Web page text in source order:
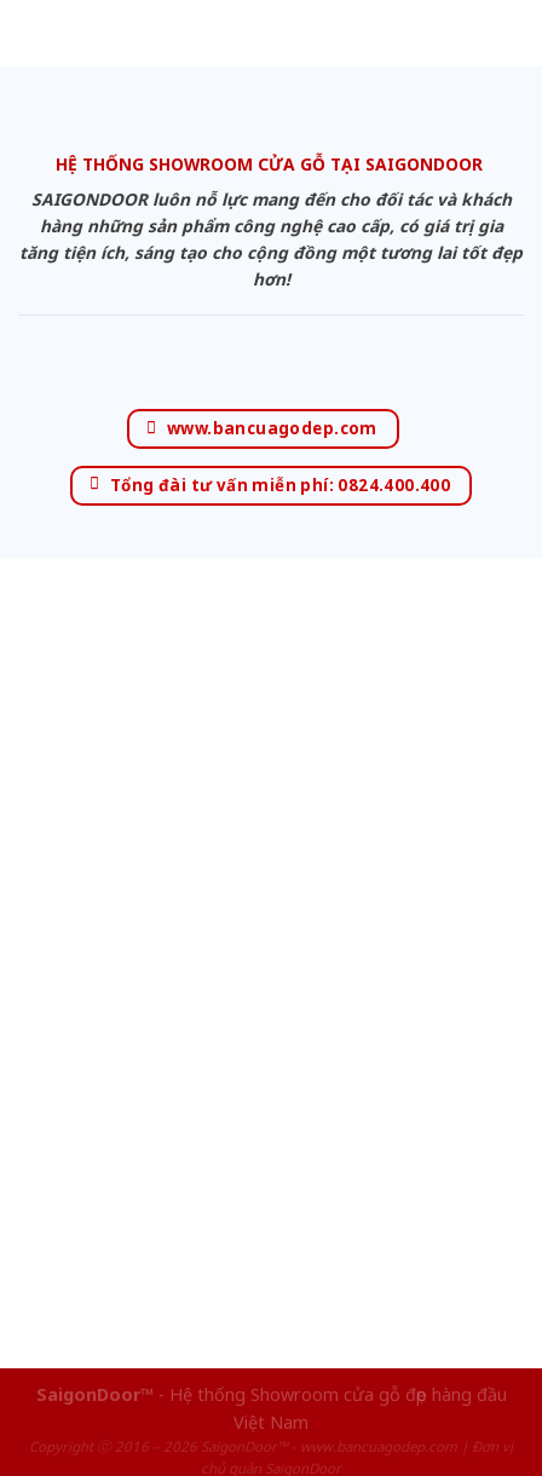
HỆ THỐNG SHOWROOM CỬA GỖ TẠI SAIGONDOOR
SAIGONDOOR luôn nỗ lực mang đến cho đối tác và khách
hàng những sản phẩm công nghệ cao cấp, có giá trị gia
tăng tiện ích, sáng tạo cho cộng đồng một tương lai tốt đẹp
hơn!
www.bancuagodep.com
Tổng đài tư vấn miễn phí: 0824.400.400
SaigonDoor™ - Hệ thống Showroom cửa gỗ đẹp hàng đầu
Việt Nam
Copyright ⓒ 2016 – 2026 SaigonDoor™ - www.bancuagodep.com | Đơn vị
chủ quản SaigonDoor